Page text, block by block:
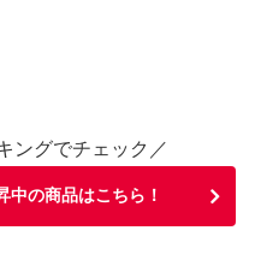
ングでチェック／
中の商品はこちら！